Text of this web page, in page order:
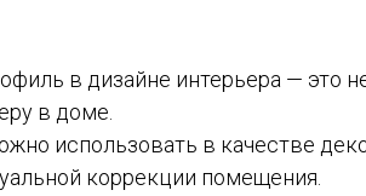
в дизайне интерьера — это
в доме.
использовать в качестве
коррекции помещения.